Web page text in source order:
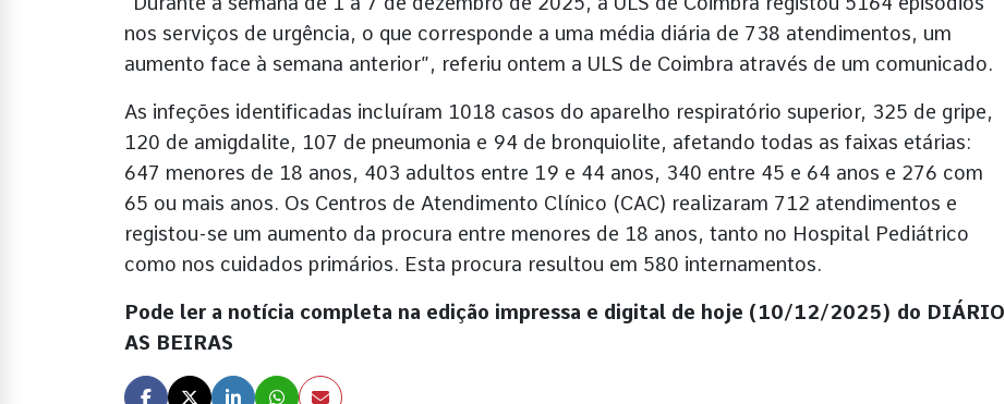
nos serviços de urgência, o que corresponde a uma média diária de 738 atendimentos, um
aumento face à semana anterior”, referiu ontem a ULS de Coimbra através de um comunicado.
As infeções identificadas incluíram 1018 casos do aparelho respiratório superior, 325 de gripe,
120 de amigdalite, 107 de pneumonia e 94 de bronquiolite, afetando todas as faixas etárias:
647 menores de 18 anos, 403 adultos entre 19 e 44 anos, 340 entre 45 e 64 anos e 276 com
65 ou mais anos. Os Centros de Atendimento Clínico (CAC) realizaram 712 atendimentos e
registou-se um aumento da procura entre menores de 18 anos, tanto no Hospital Pediátrico
como nos cuidados primários. Esta procura resultou em 580 internamentos.
Pode ler a notícia completa na edição impressa e digital de hoje (10/12/2025) do DIÁRIO
AS BEIRAS